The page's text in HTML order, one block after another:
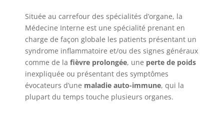
Située au carrefour des spécialités d’organe, la
Médecine Interne est une spécialité prenant en
charge de façon globale les patients présentant un
syndrome inflammatoire et/ou des signes généraux
comme de la fièvre prolongée, une perte de poids
inexpliquée ou présentant des symptômes
évocateurs d’une maladie auto-immune, qui la
plupart du temps touche plusieurs organes.